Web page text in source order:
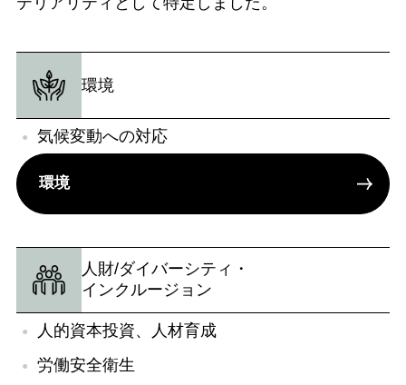
環境
気候変動への対応
環境
人財/ダイバーシティ・
インクルージョン
人的資本投資、人材育成
労働安全衛生